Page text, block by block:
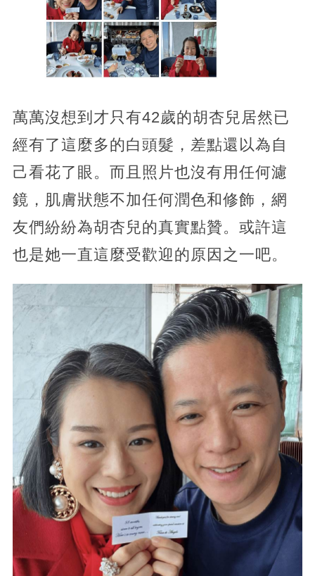
萬萬沒想到才只有42歲的胡杏兒居然已
經有了這麼多的白頭髮，差點還以為自
己看花了眼。而且照片也沒有用任何濾
鏡，肌膚狀態不加任何潤色和修飾，網
友們紛紛為胡杏兒的真實點贊。或許這
也是她一直這麼受歡迎的原因之一吧。